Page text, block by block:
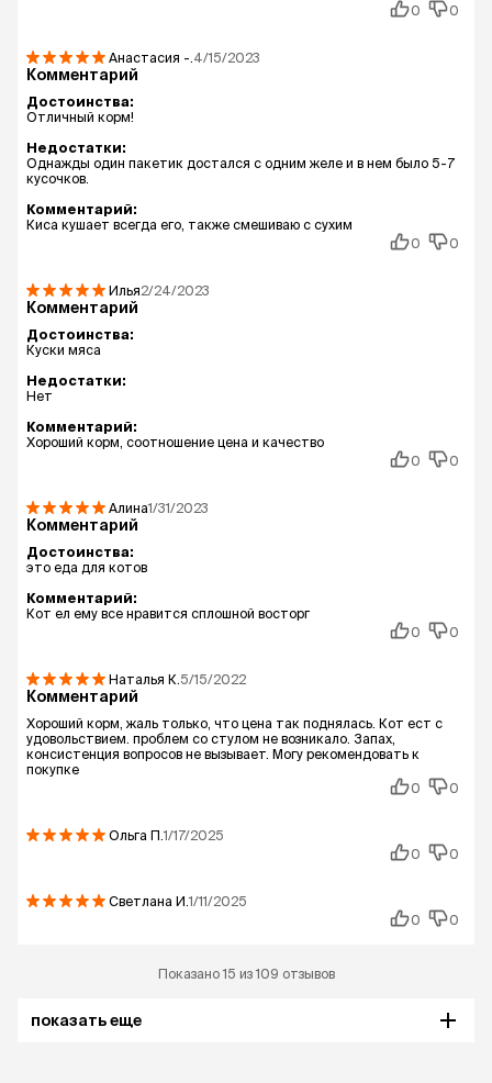
0
0
Анастасия -. 4/15/2023
Комментарий
Достоинства:
Отличный корм!
Недостатки:
Однажды один пакетик достался с одним желе и в нем было 5-7
кусочков.
Комментарий:
Киса кушает всегда его, также смешиваю с сухим
0
0
Илья2/24/2023
Комментарий
Достоинства:
Куски мяса
Недостатки:
Нет
Комментарий:
Хороший корм, соотношение цена и качество
0
0
Алина1/31/2023
Комментарий
Достоинства:
это еда для котов
Комментарий:
Кот ел ему все нравится сплошной восторг
0
0
Наталья К. 5/15/2022
Комментарий
Хороший корм, жаль только, что цена так поднялась. Кот ест с
удовольствием. проблем со стулом не возникало. Запах,
консистенция вопросов не вызывает. Могу рекомендовать к
покупке
0
0
Ольга П.1/17/2025
0
0
Светлана И.1/11/2025
0
0
Показано 15 из 109 отзывов
показать еще